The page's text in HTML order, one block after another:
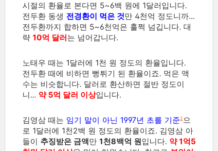
시절의 환율로 본다면 5~6백 원에 1달러입니다.
전두환 동생 전경환이 먹은 것만 4천억 정도니까...
전두환까지 합하면 5~6천억은 훌쩍 넘깁니다. 대
략 10억 달러는 넘어갑니다.
노태우 때는 1달러에 1천 원 정도의 환율입니다.
전두환 때에 비하면 뻥튀기 된 환율이죠. 먹은 액
수는 비슷합니다. 달러로 환산하면 절반 정도이
니... 약 5억 달러 이상입니다.
김영삼 때는 임기 말이 아닌 1997년 초를 기준2으
로 1달러에 1천2백 원 정도의 환율이죠. 김영삼 아
들이 추징받은 금액만 1천8백억 원입니다. 약 1억5